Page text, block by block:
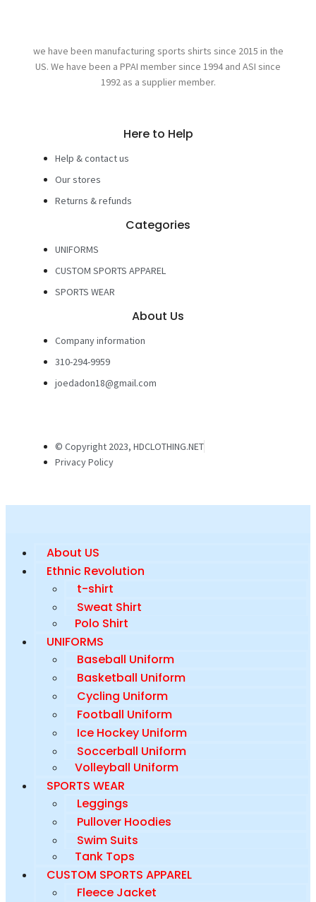
we have been manufacturing sports shirts since 2015 in the
US. We have been a PPAI member since 1994 and ASI since
1992 as a supplier member.
Here to Help
Help & contact us
Our stores
Returns & refunds
Categories
UNIFORMS
CUSTOM SPORTS APPAREL
SPORTS WEAR
About Us
Company information
310-294-9959
joedadon18@gmail.com
© Copyright 2023, HDCLOTHING.NET
Privacy Policy
About US
Ethnic Revolution
t-shirt
Sweat Shirt
Polo Shirt
UNIFORMS
Baseball Uniform
Basketball Uniform
Cycling Uniform
Football Uniform
Ice Hockey Uniform
Soccerball Uniform
Volleyball Uniform
SPORTS WEAR
Leggings
Pullover Hoodies
Swim Suits
Tank Tops
CUSTOM SPORTS APPAREL
Fleece Jacket